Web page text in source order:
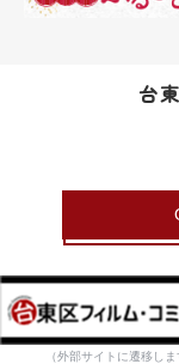
台
（外部サイトに遷移しま